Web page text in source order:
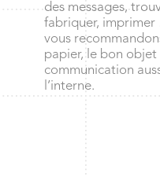
des messages,
fabriquer, imprimer
vous
papier, le bon
communication
l’interne.